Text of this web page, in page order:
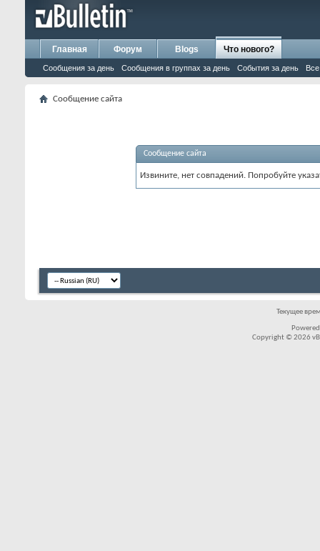
Главная Форум Blogs Что нового?
Сообщения за день Сообщения в группах за день События за день
Сообщение сайта
Сообщение сайта
Извините, нет совпадений. Попробуйте
Текущее
Copyright © 2026